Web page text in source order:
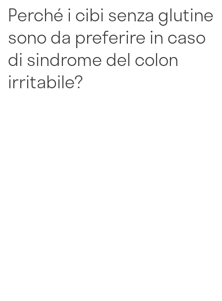
Perché i cibi senza glutine
sono da preferire in caso
di sindrome del colon
irritabile?